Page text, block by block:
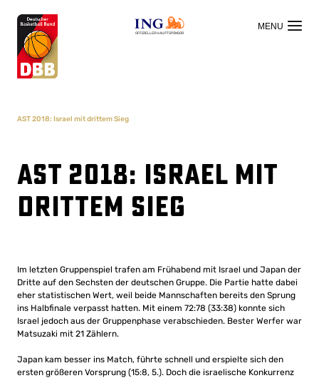
OFFIZIELLER HAUPTSPONSOR
AST 2018: Israel mit drittem Sieg
AST 2018: Israel mit
drittem Sieg
Im letzten Gruppenspiel trafen am Frühabend mit Israel und Japan der
Dritte auf den Sechsten der deutschen Gruppe. Die Partie hatte dabei
eher statistischen Wert, weil beide Mannschaften bereits den Sprung
ins Halbfinale verpasst hatten. Mit einem 72:78 (33:38) konnte sich
Israel jedoch aus der Gruppenphase verabschieden. Bester Werfer war
Matsuzaki mit 21 Zählern.
Japan kam besser ins Match, führte schnell und erspielte sich den
ersten größeren Vorsprung (15:8, 5.). Doch die israelische Konkurrenz